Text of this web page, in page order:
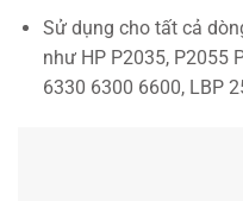
Sử dụng cho tất cả
như HP P2035, P2055
6330 6300 6600, LBP